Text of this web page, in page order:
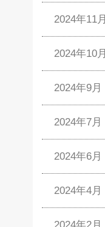
2024年11月
2024年10月
2024年9月
2024年7月
2024年6月
2024年4月